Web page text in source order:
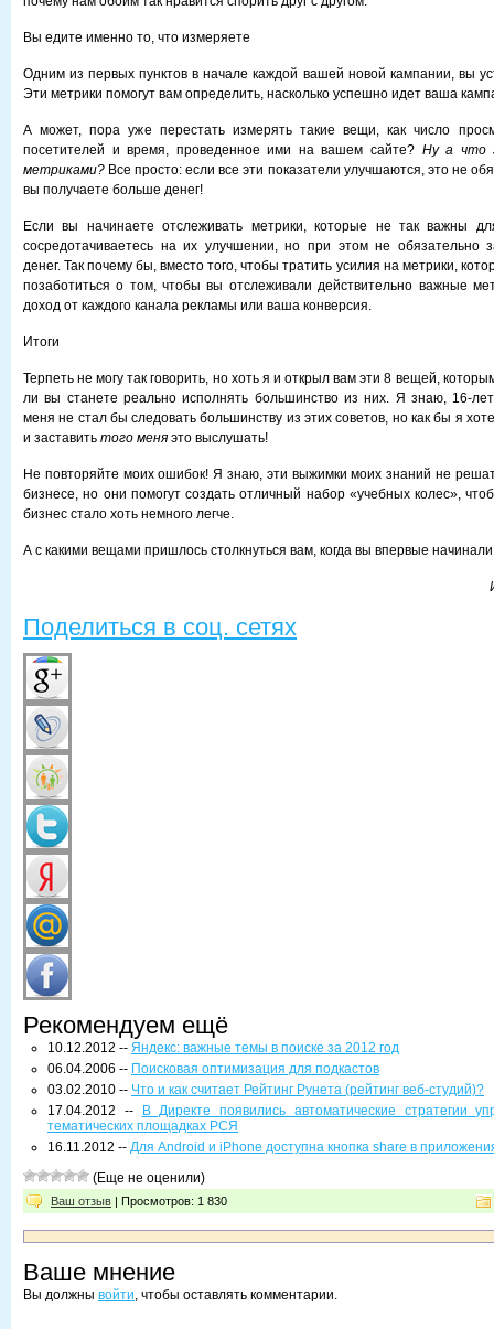
Вы едите именно то, что измеряете
Одним из первых пунктов в начале каждой вашей новой кампании, вы
Эти метрики помогут вам определить, насколько успешно идет ваша
А может, пора уже перестать измерять такие вещи, как число
посетителей и время, проведенное ими на вашем сайте? Ну а что
метриками? Все просто: если все эти показатели улучшаются, это не
вы получаете больше денег!
Если вы начинаете отслеживать метрики, которые не так важны
сосредотачиваетесь на их улучшении, но при этом не обязательно
денег. Так почему бы, вместо того, чтобы тратить усилия на метрики,
позаботиться о том, чтобы вы отслеживали действительно важные
доход от каждого канала рекламы или ваша конверсия.
Итоги
Терпеть не могу так говорить, но хоть я и открыл вам эти 8 вещей,
ли вы станете реально исполнять большинство из них. Я знаю, 16-
меня не стал бы следовать большинству из этих советов, но как бы я
и заставить того меня это выслушать!
Не повторяйте моих ошибок! Я знаю, эти выжимки моих знаний не
бизнесе, но они помогут создать отличный набор «учебных колес»,
бизнес стало хоть немного легче.
А с какими вещами пришлось столкнуться вам, когда вы впервые
Поделиться в соц. сетях
Рекомендуем ещё
10.12.2012 -- Яндекс: важные темы в поиске за 2012 год
06.04.2006 -- Поисковая оптимизация для подкастов
03.02.2010 -- Что и как считает Рейтинг Рунета (рейтинг веб-студий)?
17.04.2012 --
В Директе появились автоматические стратегии
тематических площадках РСЯ
16.11.2012 -- Для Android и iPhone доступна кнопка share в
(Еще не оценили)
Ваш отзыв | Просмотров: 1 830
Ваше мнение
Вы должны войти, чтобы оставлять комментарии.